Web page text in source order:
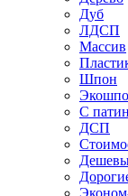
Дуб
ЛДСП
Массив
Шпон
С
ДСП